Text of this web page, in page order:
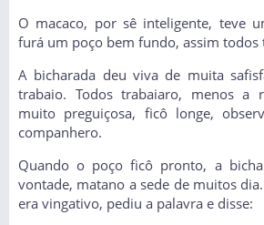
O macaco, por sê inteligente, teve
furá um poço bem fundo, assim todos
A bicharada deu viva de muita
trabaio. Todos trabaiaro, menos a
muito preguiçosa, ficô longe,
companhero.
Quando o poço ficô pronto, a
vontade, matano a sede de muitos
era vingativo, pediu a palavra e disse: